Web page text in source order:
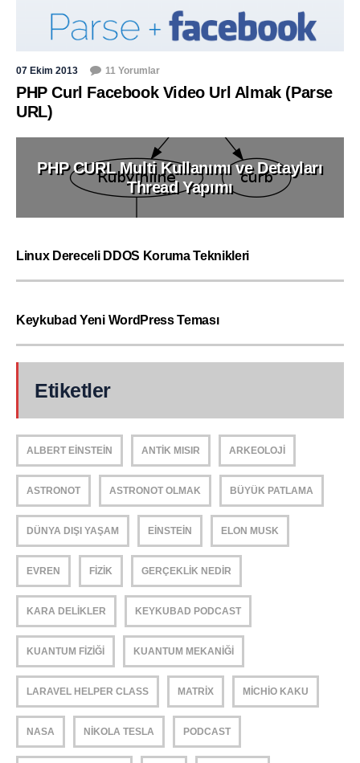
07 Ekim 2013 11 Yorumlar
PHP Curl Facebook Video Url Almak (Parse
URL)
PHP CURL Multi Kullanımı ve Detayları
Thread Yapımı
Linux Dereceli DDOS Koruma Teknikleri
Keykubad Yeni WordPress Teması
Etiketler
ALBERT EINSTEIN ANTIK MISIR ARKEOLOJI
ASTRONOT ASTRONOT OLMAK BÜYÜK PATLAMA
DÜNYA DIŞI YAŞAM EINSTEIN ELON MUSK
EVREN FIZIK GERÇEKLIK NEDIR
KARA DELIKLER KEYKUBAD PODCAST
KUANTUM FIZIĞI KUANTUM MEKANIĞI
LARAVEL HELPER CLASS MATRIX MICHIO KAKU
NASA NIKOLA TESLA PODCAST